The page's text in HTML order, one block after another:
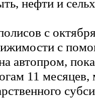
нефти и
с
с
автопром,
11 месяцев,